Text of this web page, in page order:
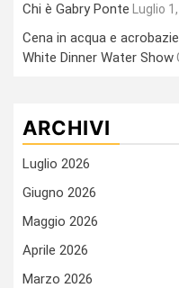
Chi è Gabry Ponte Luglio
Cena in acqua e
White Dinner Water Show
ARCHIVI
Luglio 2026
Giugno 2026
Maggio 2026
Aprile 2026
Marzo 2026